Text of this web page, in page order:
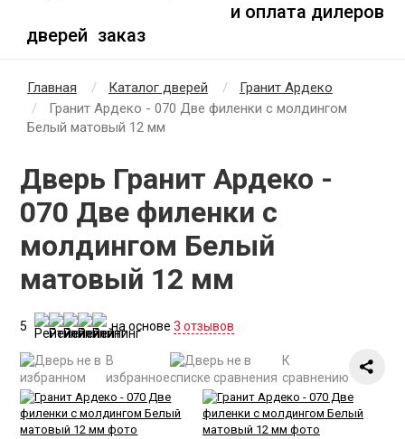
дверей заказ
и оплата дилеров
Главная Каталог дверей
Гранит Ардеко
Гранит Ардеко - 070 Две филенки с молдингом
Белый матовый 12 мм
Дверь Гранит Ардеко -
070 Две филенки с
молдингом Белый
матовый 12 мм
5 на основе3 отзывов
В
избранное
К
сравнению